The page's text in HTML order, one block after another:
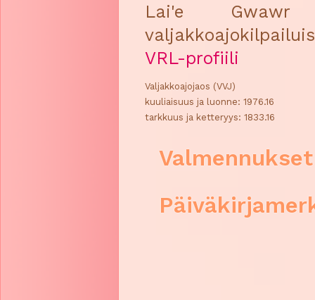
Lai'e Gwawr
VRL-profiili
Valjakkoajojaos (VVJ)
kuuliaisuus ja luonne: 1976.16
tarkkuus ja ketteryys: 1833.16
Valmennukset